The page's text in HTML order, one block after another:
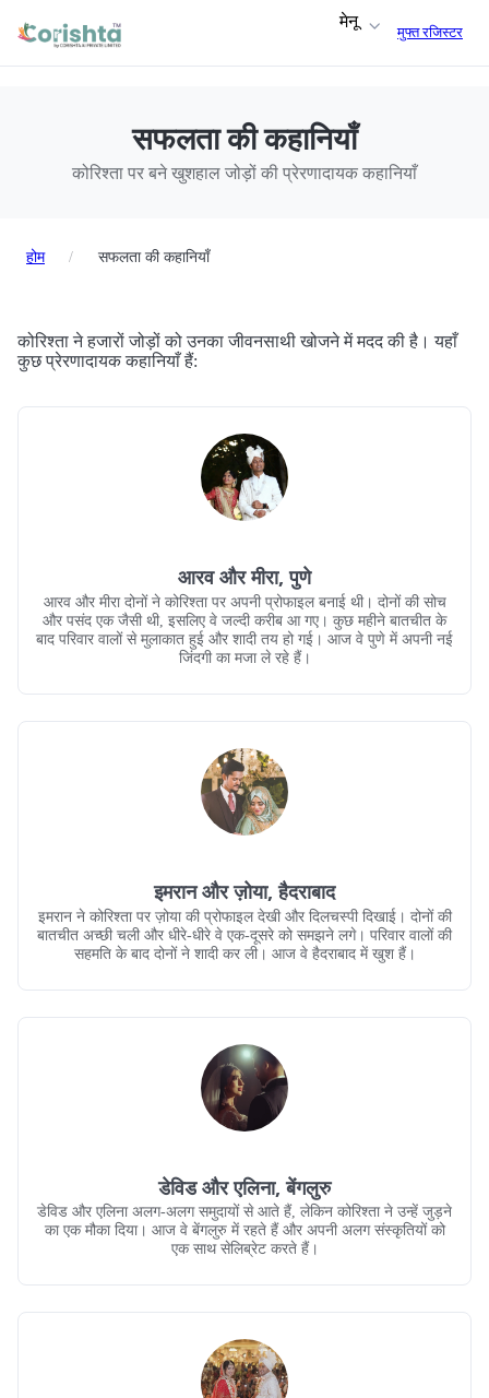
मेनू
मुफ्त रजिस्टर
सफलता की कहानियाँ
कोरिश्ता पर बने खुशहाल जोड़ों की प्रेरणादायक कहानियाँ
होम / सफलता की कहानियाँ
कोरिश्ता ने हजारों जोड़ों को उनका जीवनसाथी खोजने में मदद की है। यहाँ
कुछ प्रेरणादायक कहानियाँ हैं:
आरव और मीरा, पुणे
आरव और मीरा दोनों ने कोरिश्ता पर अपनी प्रोफाइल बनाई थी। दोनों की सोच
और पसंद एक जैसी थी, इसलिए वे जल्दी करीब आ गए। कुछ महीने बातचीत के
बाद परिवार वालों से मुलाकात हुई और शादी तय हो गई। आज वे पुणे में अपनी नई
जिंदगी का मजा ले रहे हैं।
इमरान और ज़ोया, हैदराबाद
इमरान ने कोरिश्ता पर ज़ोया की प्रोफाइल देखी और दिलचस्पी दिखाई। दोनों की
बातचीत अच्छी चली और धीरे-धीरे वे एक-दूसरे को समझने लगे। परिवार वालों की
सहमति के बाद दोनों ने शादी कर ली। आज वे हैदराबाद में खुश हैं।
डेविड और एलिना, बेंगलुरु
डेविड और एलिना अलग-अलग समुदायों से आते हैं, लेकिन कोरिश्ता ने उन्हें जुड़ने
का एक मौका दिया। आज वे बेंगलुरु में रहते हैं और अपनी अलग संस्कृतियों को
एक साथ सेलिब्रेट करते हैं।